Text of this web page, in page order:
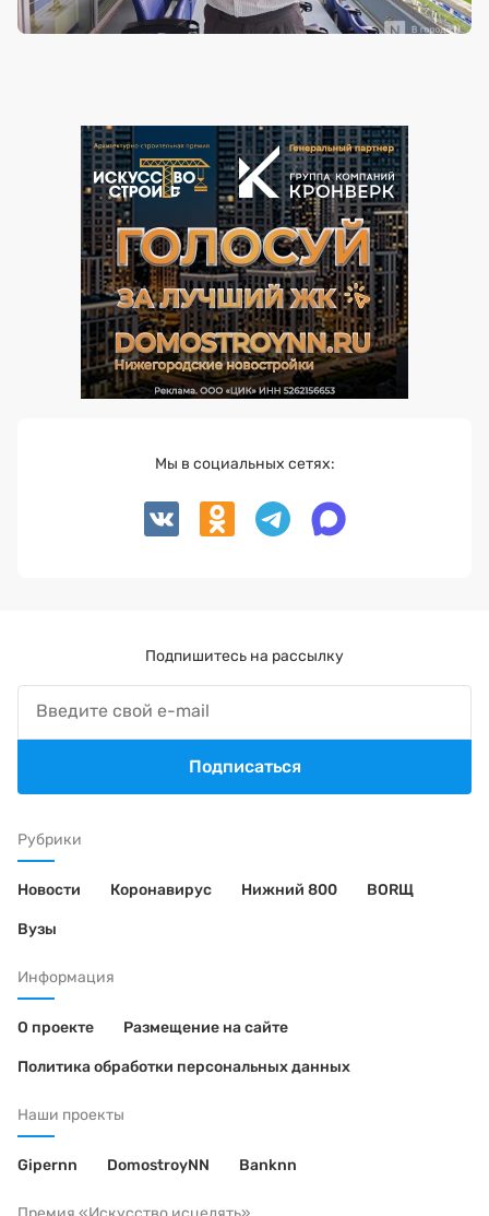
Рубрики
Новости Коронавирус Нижний 800 BORЩ
Вузы
Информация
О проекте Размещение на сайте
Политика обработки персональных данных
Наши проекты
Gipernn DomostroyNN Banknn
Мы в социальных сетях:
Подпишитесь на рассылку
Подписаться